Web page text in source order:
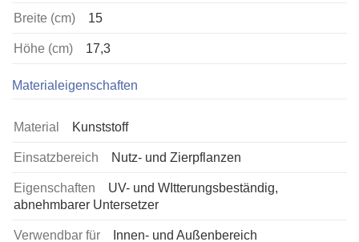
Breite (cm) 15
Höhe (cm) 17,3
Materialeigenschaften
Material Kunststoff
Einsatzbereich Nutz- und Zierpflanzen
Eigenschaften
UV- und WItterungsbeständig,
abnehmbarer Untersetzer
Verwendbar für Innen- und Außenbereich